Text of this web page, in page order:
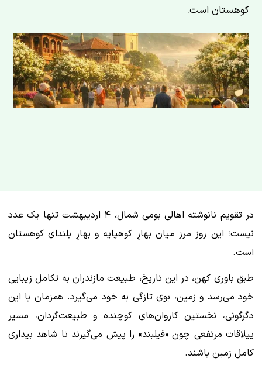
کوهستان است.
در تقویم نانوشته اهالی بومی شمال، ۴ اردیبهشت تنها یک عدد
نیست؛ این روز مرز میان بهارِ کوهپایه و بهارِ بلندای کوهستان
است.
طبق باوری کهن، در این تاریخ، طبیعت مازندران به تکامل زیبایی
خود می‌رسد و زمین، بوی تازگی به خود می‌گیرد. همزمان با این
دگرگونی، نخستین کاروان‌های کوچنده و طبیعت‌گردان، مسیر
ییلاقات مرتفعی چون «فیلبند» را پیش می‌گیرند تا شاهد بیداری
کامل زمین باشند.